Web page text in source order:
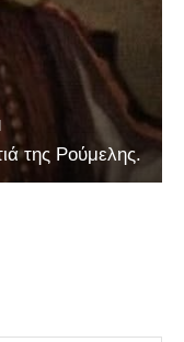
της Ρούμελης.